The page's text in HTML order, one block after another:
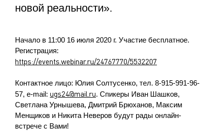
новой реальности».
Начало в 11:00 16 июля 2020 г. Участие бесплатное.
Регистрация:
https://events.webinar.ru/24767770/5532207
Контактное лицо: Юлия Солтусенко, тел. 8-915-991-96-
57, e-mail: ugs24@mail.ru. Спикеры Иван Шашков,
Светлана Урнышева, Дмитрий Брюханов, Максим
Менщиков и Никита Неверов будут рады онлайн-
встрече с Вами!